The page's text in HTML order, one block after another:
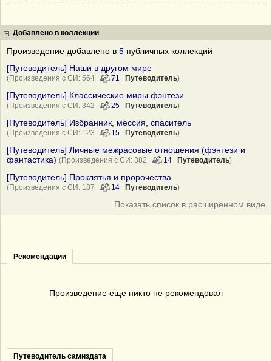
Добавлено в коллекции
Произведение добавлено в 5 публичных коллекций
[Путеводитель] Наши в другом мире
(Произведения с СИ: 564 71 Путеводитель)
[Путеводитель] Классические миры фэнтези
(Произведения с СИ: 342 25 Путеводитель)
[Путеводитель] Избранник, мессия, спаситель
(Произведения с СИ: 123 15 Путеводитель)
[Путеводитель] Личные межрасовые отношения (фэнтези и
фантастика) (Произведения с СИ: 382 14 Путеводитель)
[Путеводитель] Проклятья и пророчества
(Произведения с СИ: 187 14 Путеводитель)
Показать список в расширенном виде
Рекомендации
Произведение еще никто не рекомендовал
Путеводитель самиздата